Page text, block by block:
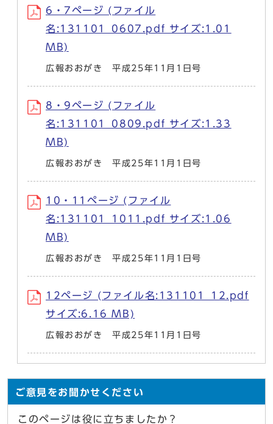
6・7ページ (ファイル
名:131101_0607.pdf サイズ:1.01
MB)
広報おおがき 平成25年11月1日号
8・9ページ (ファイル
名:131101_0809.pdf サイズ:1.33
MB)
広報おおがき 平成25年11月1日号
10・11ページ (ファイル
名:131101_1011.pdf サイズ:1.06
MB)
広報おおがき 平成25年11月1日号
12ページ (ファイル名:131101_12.pdf
サイズ:6.16 MB)
広報おおがき 平成25年11月1日号
ご意見をお聞かせください
このページは役に立ちましたか？